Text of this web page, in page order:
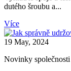
dutého šroubu a...
Více
19 May, 2024
Novinky společnosti